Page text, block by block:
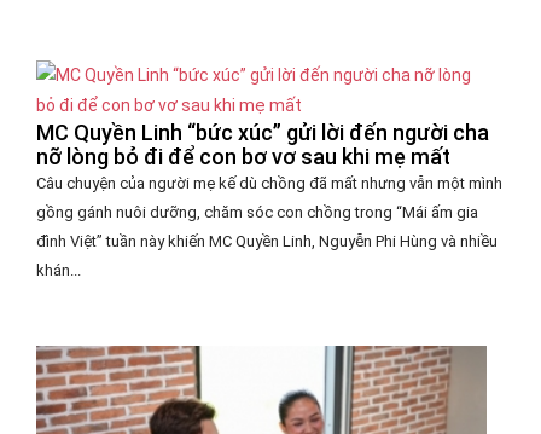
MC Quyền Linh “bức xúc” gửi lời đến người cha
nỡ lòng bỏ đi để con bơ vơ sau khi mẹ mất
Câu chuyện của người mẹ kế dù chồng đã mất nhưng vẫn một mình
gồng gánh nuôi dưỡng, chăm sóc con chồng trong “Mái ấm gia
đình Việt” tuần này khiến MC Quyền Linh, Nguyễn Phi Hùng và nhiều
khán...